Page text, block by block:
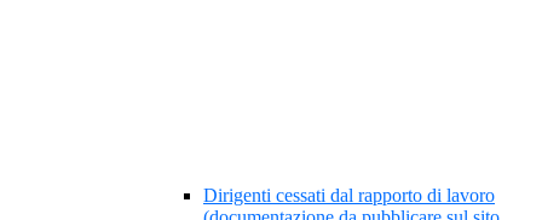
Dirigenti cessati dal rapporto di lavoro